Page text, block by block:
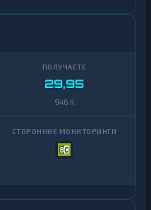
29,95
946 K